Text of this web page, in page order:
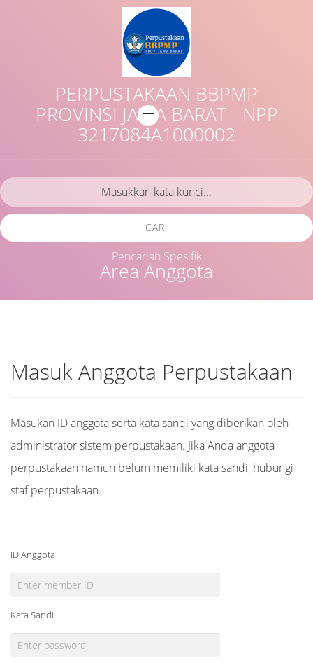
PERPUSTAKAAN BBPMP
PROVINSI JAWA BARAT - NPP
3217084A1000002
Area Anggota
CARI
Pencarian Spesifik
Masuk Anggota Perpustakaan
Masukan ID anggota serta kata sandi yang diberikan oleh
administrator sistem perpustakaan. Jika Anda anggota
perpustakaan namun belum memiliki kata sandi, hubungi
staf perpustakaan.
ID Anggota
Kata Sandi